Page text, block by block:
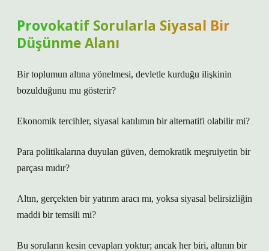
Provokatif Sorularla Siyasal Bir
Düşünme Alanı
Bir toplumun altına yönelmesi, devletle kurduğu ilişkinin
bozulduğunu mu gösterir?
Ekonomik tercihler, siyasal katılımın bir alternatifi olabilir mi?
Para politikalarına duyulan güven, demokratik meşruiyetin bir
parçası mıdır?
Altın, gerçekten bir yatırım aracı mı, yoksa siyasal belirsizliğin
maddi bir temsili mi?
Bu soruların kesin cevapları yoktur; ancak her biri, altının bir